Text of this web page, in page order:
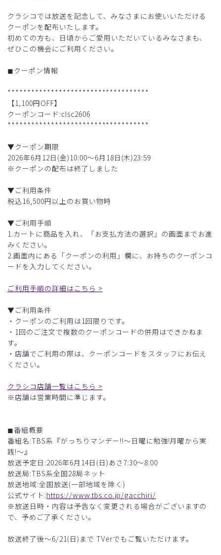
クラシコでは放送を記念して、みなさまにお使いいただける
クーポンを配布いたします。
初めての方も、日頃からご愛用いただいているみなさまも、
ぜひこの機会にご利用ください。
◼︎クーポン情報
************************************
【1,100円OFF】
クーポンコード:clsc2606
************************************
▼クーポン期限
2026年6月12日(金)10:00〜6月18日(木)23:59
※クーポンの配布は終了しました
▼ご利用条件
税込16,500円以上のお買い物時
▼ご利用手順
1.カートに商品を入れ、「お支払方法の選択」の画面までお進
みください。
2.画面内にある「クーポンの利用」欄に、お持ちのクーポンコ
ードを入力してください。
ご利用手順の詳細はこちら >
▼ご利用条件
・クーポンのご利用は1回限りです。
・1回のご注文で複数のクーポンコードの併用はできかねま
す。
・店舗でご利用の際は、クーポンコードをスタッフにお伝え
ください。
クラシコ店舗一覧はこちら >
※店舗は営業時間に準じます。
◼︎番組概要
番組名:TBS系『がっちりマンデー!!〜日曜に勉強!月曜から実
践!〜』
放送予定日:2026年6月14日(日)あさ7:30〜8:00
放送局:TBS系全国28局ネット
放送地域:全国放送(一部地域を除く)
公式サイト:https://www.tbs.co.jp/gacchiri/
※放送日時・内容は予告なく変更される場合がございますの
で、予めご了承ください。
放送終了後〜6/21(日)まで TVerでもご覧いただけます。